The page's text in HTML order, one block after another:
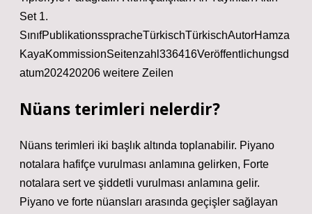
Set 1.
SınıfPublikationsspracheTürkischTürkischAutorHamza
KayaKommissionSeitenzahl336416Veröffentlichungsd
atum202420206 weitere Zeilen
Nüans terimleri nelerdir?
Nüans terimleri iki başlık altında toplanabilir. Piyano
notalara hafifçe vurulması anlamına gelirken, Forte
notalara sert ve şiddetli vurulması anlamına gelir.
Piyano ve forte nüansları arasında geçişler sağlayan